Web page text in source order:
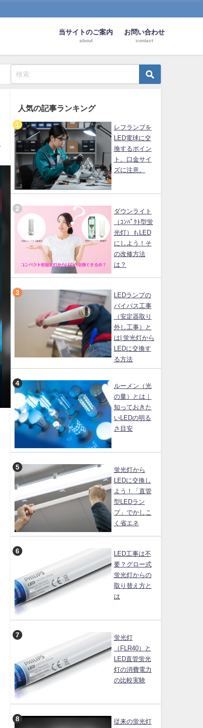
当サイトのご案内
about
お問い合わせ
contact
人気の記事ランキング
レフランプを
LED電球に交
換するポイン
ト。口金サイ
ズに注意。
ダウンライト
（ｺﾝﾊﾟｸﾄ型蛍
光灯）もLED
にしよう！そ
の改修方法
は？
LEDランプの
バイパス工事
（安定器取り
外し工事）と
は| 蛍光灯から
LEDに交換す
る方法
ルーメン（光
の量）とは｜
知っておきた
いLEDの明る
さ目安
蛍光灯から
LEDに交換し
よう！「直管
型LEDラン
プ」でかしこ
く省エネ
LED工事は不
要？グロー式
蛍光灯からの
取り替え方と
は
蛍光灯
（FLR40）と
LED直管蛍光
灯の消費電力
の比較実験
従来の蛍光灯